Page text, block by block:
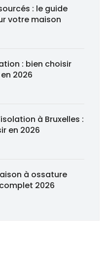
: le guide
votre maison
: bien choisir
2026
à Bruxelles :
en 2026
à ossature
2026